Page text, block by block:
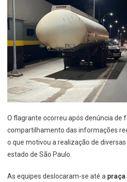
O flagrante ocorreu após denúncia de
compartilhamento das informações
o que motivou a realização de
estado de São Paulo.
As equipes deslocaram-se até a